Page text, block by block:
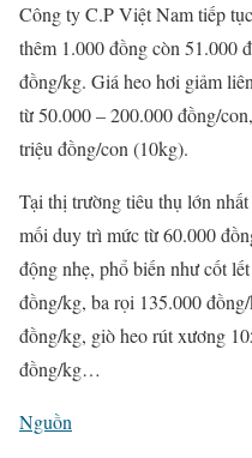
Công ty C.P Việt Nam tiếp
thêm 1.000 đồng còn 51.000
đồng/kg. Giá heo hơi giảm
từ 50.000 – 200.000 đồng/
triệu đồng/con (10kg).
Tại thị trường tiêu thụ lớn
mối duy trì mức từ 60.000
động nhẹ, phổ biến như cốt
đồng/kg, ba rọi 135.000
đồng/kg, giò heo rút xương
đồng/kg…
Nguồn